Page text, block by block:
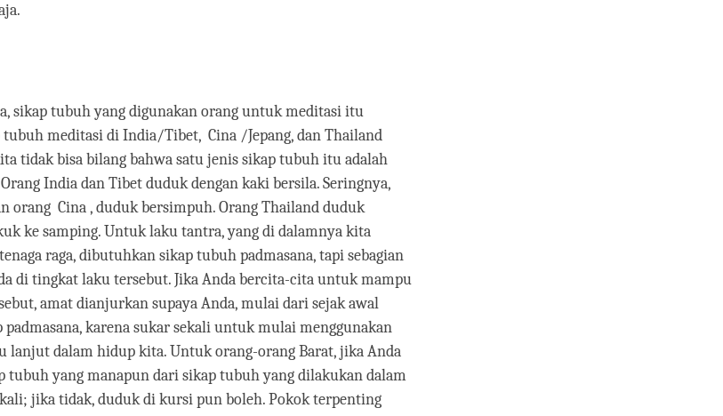
sikap tubuh yang digunakan orang untuk meditasi itu
tubuh meditasi di India/Tibet, Cina /Jepang, dan Thailand
tidak bisa bilang bahwa satu jenis sikap tubuh itu adalah
India dan Tibet duduk dengan kaki bersila. Seringnya,
orang Cina , duduk bersimpuh. Orang Thailand duduk
ke samping. Untuk laku tantra, yang di dalamnya kita
raga, dibutuhkan sikap tubuh padmasana, tapi sebagian
di tingkat laku tersebut. Jika Anda bercita-cita untuk mampu
amat dianjurkan supaya Anda, mulai dari sejak awal
padmasana, karena sukar sekali untuk mulai menggunakan
lanjut dalam hidup kita. Untuk orang-orang Barat, jika Anda
tubuh yang manapun dari sikap tubuh yang dilakukan dalam
jika tidak, duduk di kursi pun boleh. Pokok terpenting